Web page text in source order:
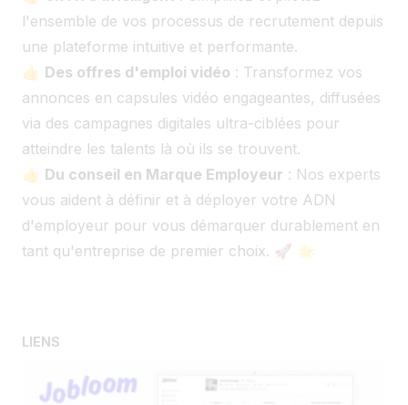
l'ensemble de vos processus de recrutement depuis
une plateforme intuitive et performante.
👍 Des offres d'emploi vidéo : Transformez vos
annonces en capsules vidéo engageantes, diffusées
via des campagnes digitales ultra-ciblées pour
atteindre les talents là où ils se trouvent.
👍 Du conseil en Marque Employeur : Nos experts
vous aident à définir et à déployer votre ADN
d'employeur pour vous démarquer durablement en
tant qu'entreprise de premier choix. 🚀 🌟
LIENS